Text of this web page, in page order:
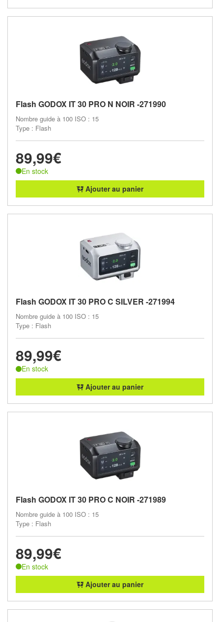
Flash GODOX IT 30 PRO N NOIR -271990
Nombre guide à 100 ISO : 15
Type : Flash
89,99€
En stock
Ajouter au panier
Flash GODOX IT 30 PRO C SILVER -271994
Nombre guide à 100 ISO : 15
Type : Flash
89,99€
En stock
Ajouter au panier
Flash GODOX IT 30 PRO C NOIR -271989
Nombre guide à 100 ISO : 15
Type : Flash
89,99€
En stock
Ajouter au panier